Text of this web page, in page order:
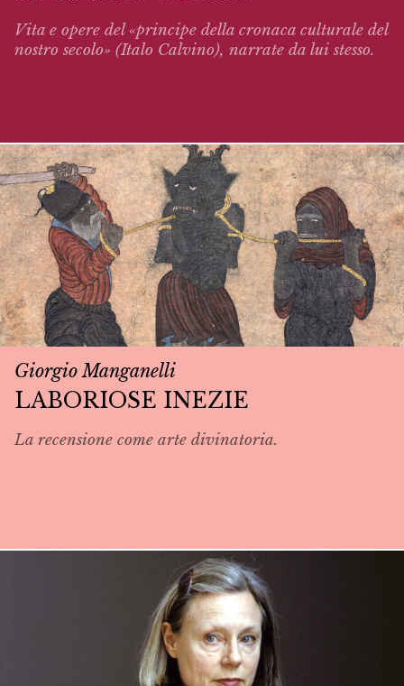
Vita e opere del «principe della cronaca culturale del
nostro secolo» (Italo Calvino), narrate da lui stesso.
Giorgio Manganelli
LABORIOSE INEZIE
La recensione come arte divinatoria.